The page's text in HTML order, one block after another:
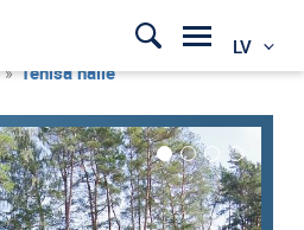
LV
»Tenisa halle